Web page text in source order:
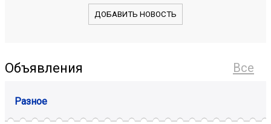
ДОБАВИТЬ НОВОСТЬ
Все
Объявления
Разное